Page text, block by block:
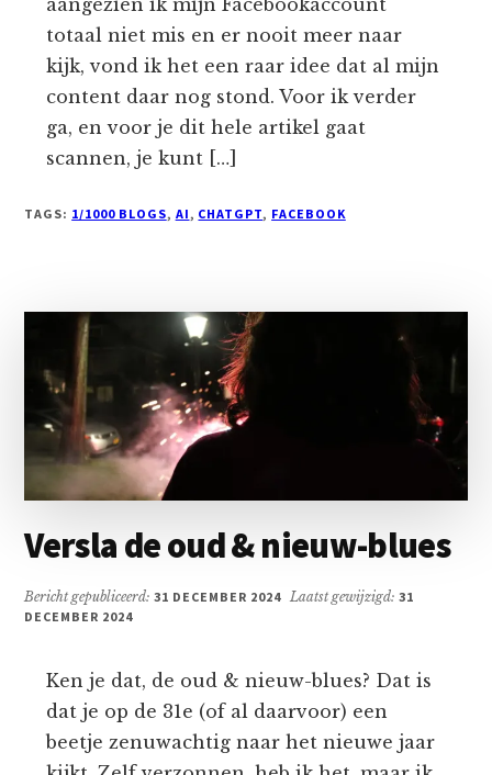
aangezien ik mijn Facebookaccount
totaal niet mis en er nooit meer naar
kijk, vond ik het een raar idee dat al mijn
content daar nog stond. Voor ik verder
ga, en voor je dit hele artikel gaat
scannen, je kunt […]
TAGS: 1/1000 BLOGS, AI, CHATGPT, FACEBOOK
Versla de oud & nieuw-blues
Bericht gepubliceerd:31 DECEMBER 2024 Laatst gewijzigd: 31
DECEMBER 2024
Ken je dat, de oud & nieuw-blues? Dat is
dat je op de 31e (of al daarvoor) een
beetje zenuwachtig naar het nieuwe jaar